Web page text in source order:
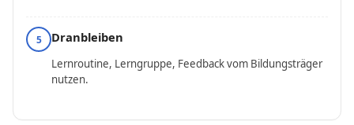
5 Dranbleiben
Lernroutine, Lerngruppe, Feedback vom Bildungsträger
nutzen.